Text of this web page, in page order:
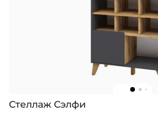
Стеллаж Сэлфи